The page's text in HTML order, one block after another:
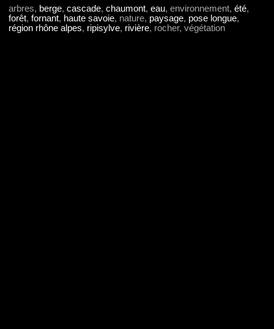
arbres, berge, cascade, chaumont, eau, environnement, été,
forêt, fornant, haute savoie, nature, paysage, pose longue,
région rhône alpes, ripisylve, rivière, rocher, végétation